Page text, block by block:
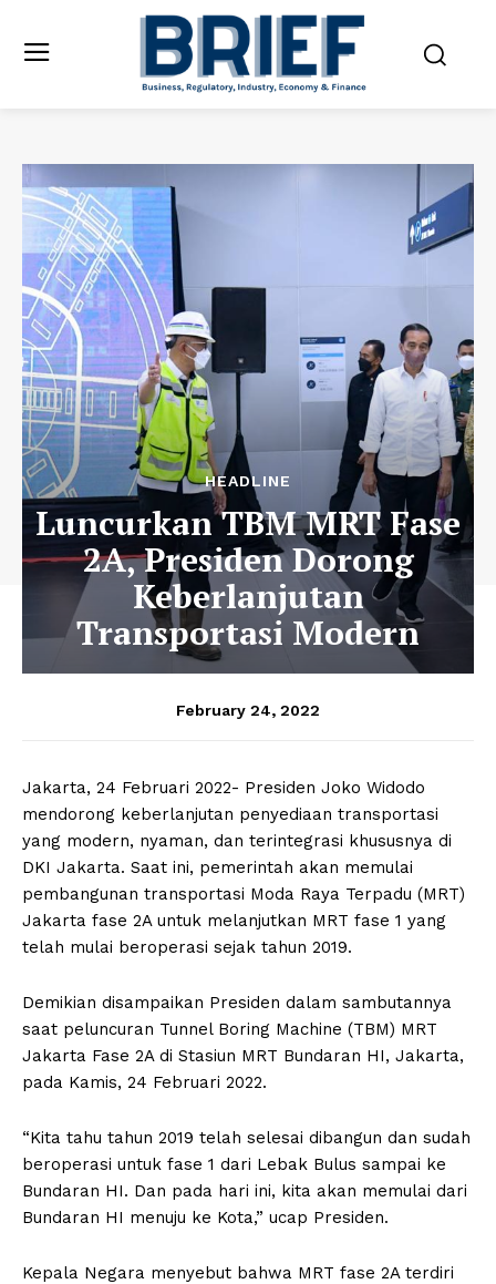
HEADLINE
Luncurkan TBM MRT Fase
2A, Presiden Dorong
Keberlanjutan
Transportasi Modern
February 24, 2022
Jakarta, 24 Februari 2022- Presiden Joko Widodo
mendorong keberlanjutan penyediaan transportasi
yang modern, nyaman, dan terintegrasi khususnya di
DKI Jakarta. Saat ini, pemerintah akan memulai
pembangunan transportasi Moda Raya Terpadu (MRT)
Jakarta fase 2A untuk melanjutkan MRT fase 1 yang
telah mulai beroperasi sejak tahun 2019.
Demikian disampaikan Presiden dalam sambutannya
saat peluncuran Tunnel Boring Machine (TBM) MRT
Jakarta Fase 2A di Stasiun MRT Bundaran HI, Jakarta,
pada Kamis, 24 Februari 2022.
“Kita tahu tahun 2019 telah selesai dibangun dan sudah
beroperasi untuk fase 1 dari Lebak Bulus sampai ke
Bundaran HI. Dan pada hari ini, kita akan memulai dari
Bundaran HI menuju ke Kota,” ucap Presiden.
Kepala Negara menyebut bahwa MRT fase 2A terdiri